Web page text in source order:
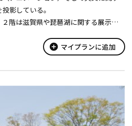
影している。
階は滋賀県や琵琶湖に関する展示
０から身近な科学を体験でき...
add_circle マイプランに追加